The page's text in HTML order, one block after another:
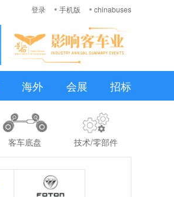
登录 手机版 chinabuses
海外 会展 招标
客车底盘 技术/零部件